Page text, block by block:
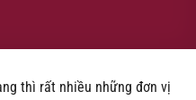
thì rất nhiều những đơn vị